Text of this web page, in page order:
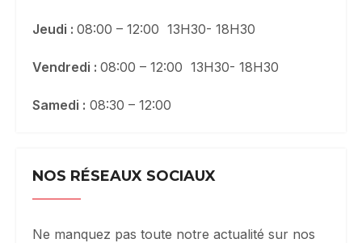
Jeudi : 08:00 – 12:00 13H30- 18H30
Vendredi : 08:00 – 12:00 13H30- 18H30
Samedi : 08:30 – 12:00
NOS RÉSEAUX SOCIAUX
Ne manquez pas toute notre actualité sur nos